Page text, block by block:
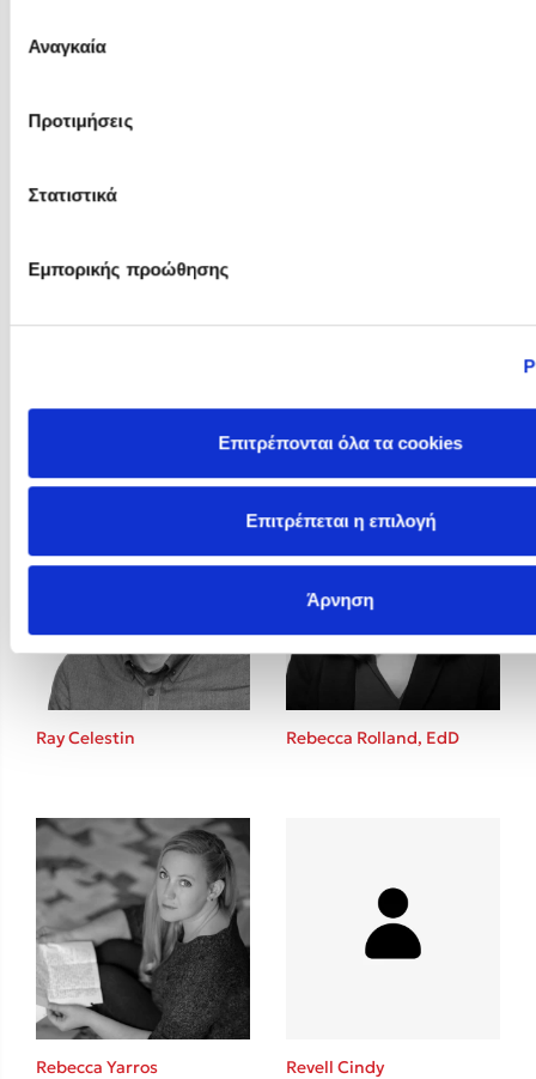
συγκατάθεσης
Αναγκαία
Προτιμήσεις
Στατιστικά
Εμπορικής προώθησης
Επιτρέπονται όλα τα cookies
Επιτρέπεται η επιλογή
Άρνηση
Racha Mourtada Ram Ganglani
Ray Celestin Rebecca Rolland, EdD
Rebecca Yarros Revell Cindy